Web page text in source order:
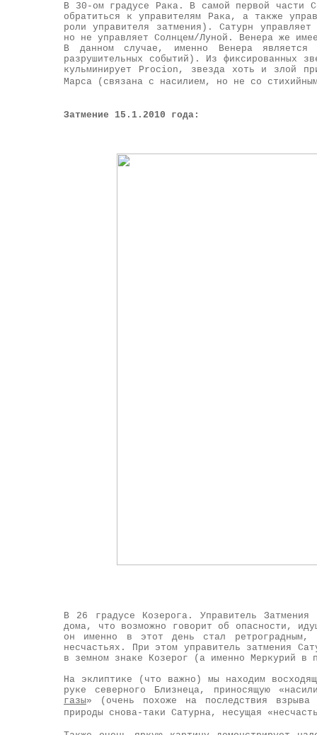
В 30-ом градусе Рака. В самой первой части
обратиться к управителям Рака, а также
роли управителя затмения). Сатурн
но не управляет Солнцем/Луной. Венера же
В данном случае, именно Венера является
разрушительных событий). Из фиксированных
кульминирует Procion, звезда хоть и злой
Марса (связана с насилием, но не со
Затмение 15.1.2010 года:
В 26 градусе Козерога. Управитель
дома, что возможно говорит об опасности,
он именно в этот день стал
несчастьях. При этом управитель затмения
в земном знаке Козерог (а именно Меркурий в
На эклиптике (что важно) мы находим
руке северного Близнеца, приносящую
газы» (очень похоже на последствия
природы снова-таки Сатурна, несущая